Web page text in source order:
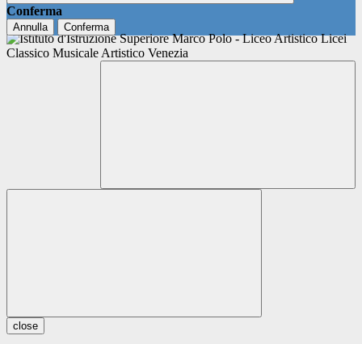
Conferma
Annulla Conferma
close